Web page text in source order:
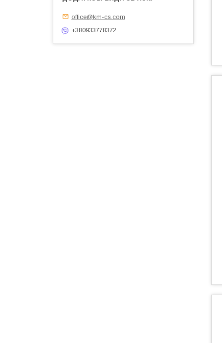
office@km-cs.com
+380933778372